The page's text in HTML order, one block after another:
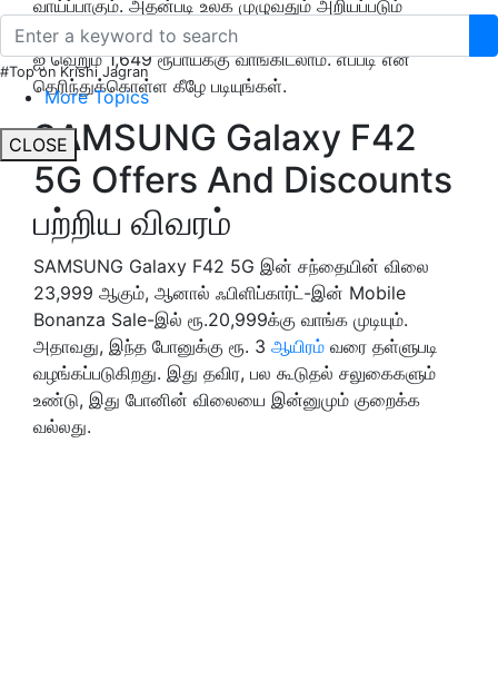
#Top on Krishi Jagran
More Topics
CLOSE
வாய்ப்பாகும். அதன்படி உலக முழுவதும் அறியப்படும்
SAMSUNG நிறுவனத்தின், SAMSUNG Galaxy F42 5G
ஐ வெறும் 1,649 ரூபாய்க்கு வாங்கிடலாம். எப்படி என
தெரிந்துக்கொள்ள கீழே படியுங்கள்.
SAMSUNG Galaxy F42
5G Offers And Discounts
பற்றிய விவரம்
SAMSUNG Galaxy F42 5G இன் சந்தையின் விலை
23,999 ஆகும், ஆனால் ஃபிளிப்கார்ட்-இன் Mobile
Bonanza Sale-இல் ரூ.20,999க்கு வாங்க முடியும்.
அதாவது, இந்த போனுக்கு ரூ. 3 ஆயிரம் வரை தள்ளுபடி
வழங்கப்படுகிறது. இது தவிர, பல கூடுதல் சலுகைகளும்
உண்டு, இது போனின் விலையை இன்னுமும் குறைக்க
வல்லது.